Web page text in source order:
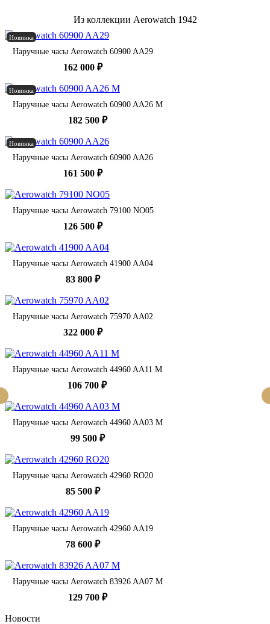
Из коллекции Aerowatch 1942
Новинка
Наручные часы Aerowatch 60900 AA29
162 000 ₽
Новинка
Наручные часы Aerowatch 60900 AA26 M
182 500 ₽
Новинка
Наручные часы Aerowatch 60900 AA26
161 500 ₽
Наручные часы Aerowatch 79100 NO05
126 500 ₽
Наручные часы Aerowatch 41900 AA04
83 800 ₽
Наручные часы Aerowatch 75970 AA02
322 000 ₽
Наручные часы Aerowatch 44960 AA11 M
106 700 ₽
Наручные часы Aerowatch 44960 AA03 M
99 500 ₽
Наручные часы Aerowatch 42960 RO20
85 500 ₽
Наручные часы Aerowatch 42960 AA19
78 600 ₽
Наручные часы Aerowatch 83926 AA07 M
129 700 ₽
Новости